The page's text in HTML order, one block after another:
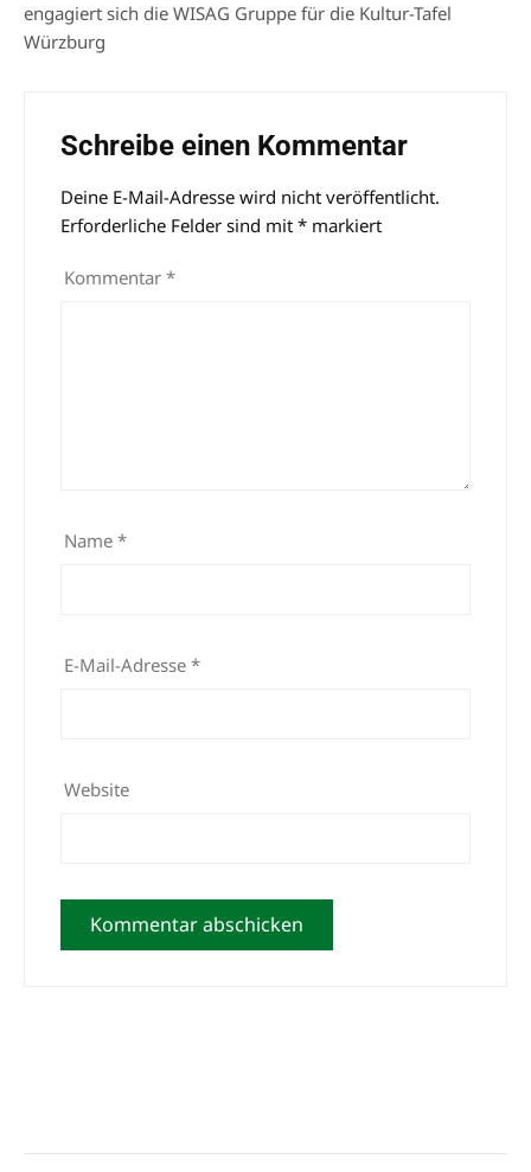
engagiert sich die WISAG Gruppe für die Kultur-Tafel
Würzburg
Schreibe einen Kommentar
Deine E-Mail-Adresse wird nicht veröffentlicht.
Erforderliche Felder sind mit * markiert
Kommentar *
Name *
E-Mail-Adresse *
Website
Alternative: